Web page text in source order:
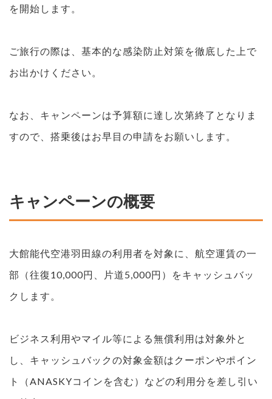
を開始します。
ご旅行の際は、基本的な感染防止対策を徹底した上で
お出かけください。
なお、キャンペーンは予算額に達し次第終了となりま
すので、搭乗後はお早目の申請をお願いします。
キャンペーンの概要
大館能代空港羽田線の利用者を対象に、航空運賃の一
部（往復10,000円、片道5,000円）をキャッシュバッ
クします。
ビジネス利用やマイル等による無償利用は対象外と
し、キャッシュバックの対象金額はクーポンやポイン
ト（ANASKYコインを含む）などの利用分を差し引い